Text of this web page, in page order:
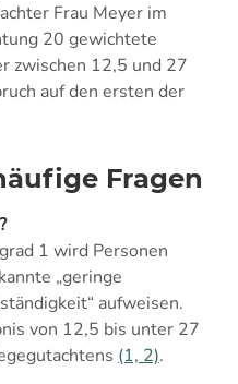
Frau Meyer im
20 gewichtete
zwischen 12,5 und 27
auf den ersten der
Fragen
1 wird Personen
„geringe
aufweisen.
von 12,5 bis unter 27
(1, 2).